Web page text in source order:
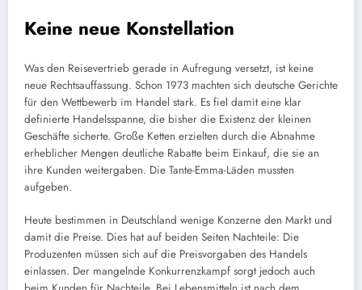
Keine neue Konstellation
Was den Reisevertrieb gerade in Aufregung versetzt, ist keine
neue Rechtsauffassung. Schon 1973 machten sich deutsche Gerichte
für den Wettbewerb im Handel stark. Es fiel damit eine klar
definierte Handelsspanne, die bisher die Existenz der kleinen
Geschäfte sicherte. Große Ketten erzielten durch die Abnahme
erheblicher Mengen deutliche Rabatte beim Einkauf, die sie an
ihre Kunden weitergaben. Die Tante-Emma-Läden mussten
aufgeben.
Heute bestimmen in Deutschland wenige Konzerne den Markt und
damit die Preise. Dies hat auf beiden Seiten Nachteile: Die
Produzenten müssen sich auf die Preisvorgaben des Handels
einlassen. Der mangelnde Konkurrenzkampf sorgt jedoch auch